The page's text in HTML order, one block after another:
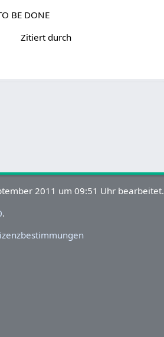
BE DONE
Zitiert durch
2011 um 09:51 Uhr bearbeitet.
.